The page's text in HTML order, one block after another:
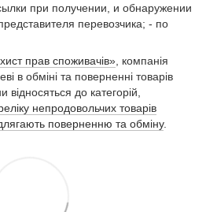
при получении, и обнаружении
перевозчика; - по
прав споживачів» , компанія
в обміні та поверненні товарів
до категорій,
непродовольчих товарів
поверненню та обміну.